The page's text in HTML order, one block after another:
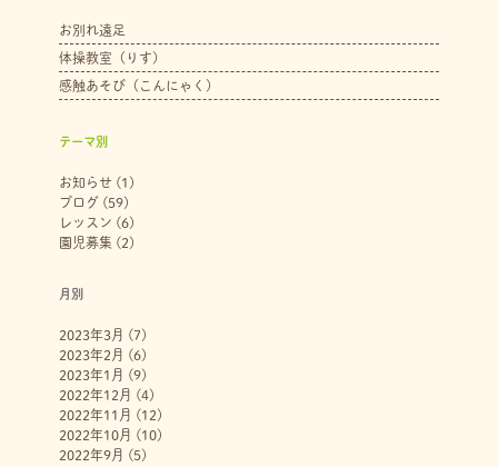
お別れ遠足
体操教室（りす）
感触あそび（こんにゃく）
テーマ別
お知らせ(1)
ブログ (59)
レッスン (6)
園児募集 (2)
月別
2023年3月 (7)
2023年2月 (6)
2023年1月 (9)
2022年12月 (4)
2022年11月 (12)
2022年10月 (10)
2022年9月 (5)